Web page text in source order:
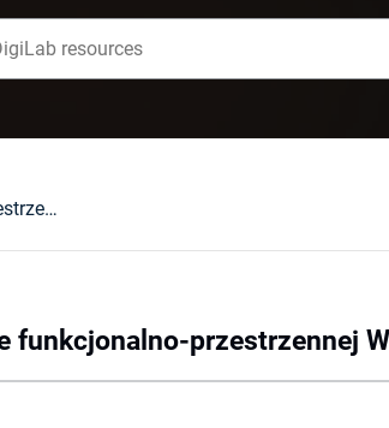
Zmiany w strukturze funkcjonalno-przestrzennej Wrocławia
funkcjonalno-przestrzennej